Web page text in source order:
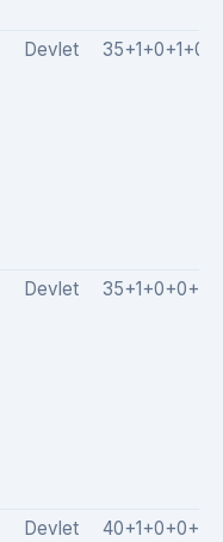
Devlet 35+1+0+1+0
Devlet 35+1+0+0+0
Devlet 40+1+0+0+4